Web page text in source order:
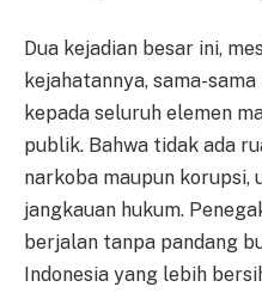
Dua kejadian besar ini,
kejahatannya, sama-
kepada seluruh elemen
publik. Bahwa tidak ada
narkoba maupun korupsi,
jangkauan hukum.
berjalan tanpa pandang
Indonesia yang lebih